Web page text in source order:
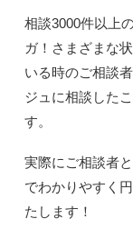
相談3000件以上
ガ！さまざまな
いる時のご相談
ジュに相談した
す。
実際にご相談者
でわかりやすく
たします！